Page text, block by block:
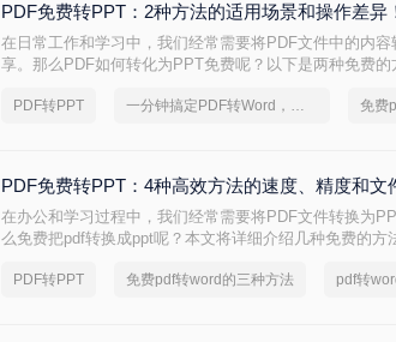
PDF免费转PPT：2种方法的适用场景和操作差异
在日常工作和学习中，我们经常需要将PDF文件中的内
享。那么PDF如何转化为PPT免费呢？以下是两种免费的
PDF转PPT 一分钟搞定PDF转Word，这2种简单方法，任意选择 免费
PDF免费转PPT：4种高效方法的速度、精度和文
在办公和学习过程中，我们经常需要将PDF文件转换为
么免费把pdf转换成ppt呢？本文将详细介绍几种免费的方
PDF转PPT 免费pdf转word的三种方法 pdf转